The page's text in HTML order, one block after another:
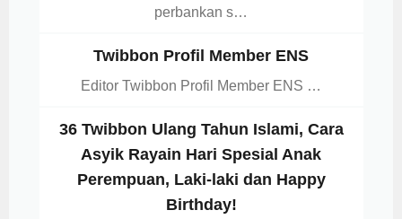
perbankan s…
Twibbon Profil Member ENS
Editor Twibbon Profil Member ENS …
36 Twibbon Ulang Tahun Islami, Cara
Asyik Rayain Hari Spesial Anak
Perempuan, Laki-laki dan Happy
Birthday!